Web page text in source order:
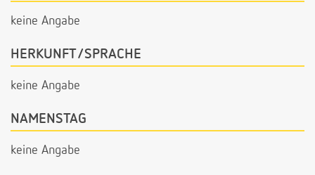
keine Angabe
HERKUNFT/SPRACHE
keine Angabe
NAMENSTAG
keine Angabe